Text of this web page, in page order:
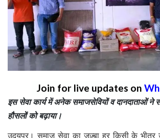
Join for live updates on
इस सेवा कार्य में अनेक समाजसेवियों व दानदाताओं ने
हौसलों को बढ़ाया।
उदयपुर। समाज सेवा का जज़्बा हर किसी के भीतर